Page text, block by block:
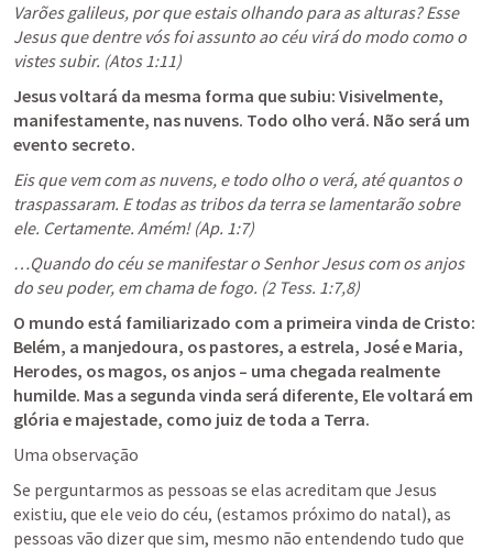
Varões galileus, por que estais olhando para as alturas? Esse
Jesus que dentre vós foi assunto ao céu virá do modo como o
vistes subir. (Atos 1:11)
Jesus voltará da mesma forma que subiu: Visivelmente,
manifestamente, nas nuvens. Todo olho verá. Não será um
evento secreto.
Eis que vem com as nuvens, e todo olho o verá, até quantos o
traspassaram. E todas as tribos da terra se lamentarão sobre
ele. Certamente. Amém! (Ap. 1:7)
…Quando do céu se manifestar o Senhor Jesus com os anjos
do seu poder, em chama de fogo. (2 Tess. 1:7,8)
O mundo está familiarizado com a primeira vinda de Cristo:
Belém, a manjedoura, os pastores, a estrela, José e Maria,
Herodes, os magos, os anjos – uma chegada realmente
humilde. Mas a segunda vinda será diferente, Ele voltará em
glória e majestade, como juiz de toda a Terra.
Uma observação
Se perguntarmos as pessoas se elas acreditam que Jesus
existiu, que ele veio do céu, (estamos próximo do natal), as
pessoas vão dizer que sim, mesmo não entendendo tudo que